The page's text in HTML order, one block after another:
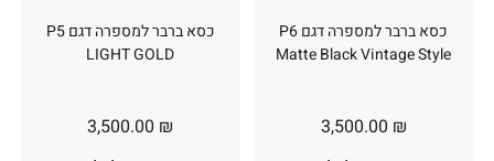
כסא ברבר למספרה דגם P5
LIGHT GOLD
3,500.00 ₪
כסא ברבר למספרה דגם P6
Matte Black Vintage Style
3,500.00 ₪